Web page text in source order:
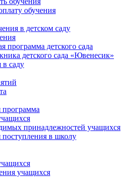
обучения
в детском саду
программа детского сада
детского сада «Ювенесик»
в саду
программа
принадлежностей учащихся
в школу
учащихся